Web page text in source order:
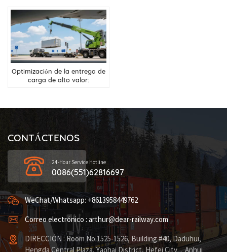
Optimización de la entrega de
carga de alto valor:
CONTÁCTENOS
24-Hour Service Hotline
0086(551)62816697
WeChat/Whatsapp: +8613958449762
Correo electrónico : arthur@dear-railway.com
DIRECCIÓN : Room No.1525-1526, Building #40, Daduhui,